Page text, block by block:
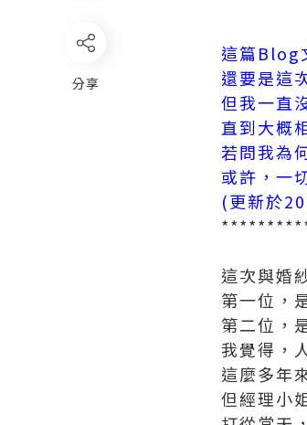
分享
這篇Blog
還要是這
但我一直
直到大概
若問我為
或許，一
(更新於
這次與婚
第一位，
第二位，
我覺得，
這麼多年
但經理小